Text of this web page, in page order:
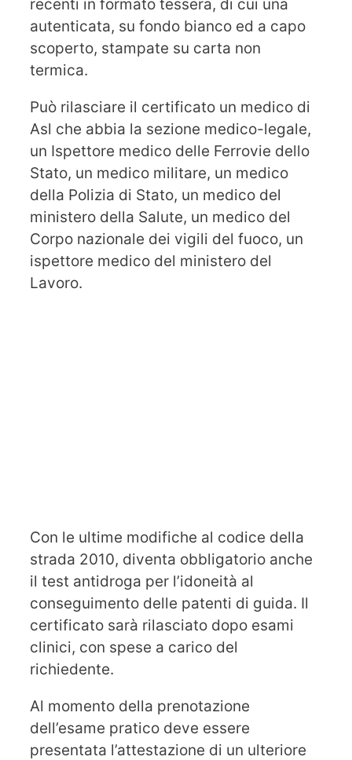
recenti in formato tessera, di cui una
autenticata, su fondo bianco ed a capo
scoperto, stampate su carta non
termica.
Può rilasciare il certificato un medico di
Asl che abbia la sezione medico-legale,
un Ispettore medico delle Ferrovie dello
Stato, un medico militare, un medico
della Polizia di Stato, un medico del
ministero della Salute, un medico del
Corpo nazionale dei vigili del fuoco, un
ispettore medico del ministero del
Lavoro.
Con le ultime modifiche al codice della
strada 2010, diventa obbligatorio anche
il test antidroga per l’idoneità al
conseguimento delle patenti di guida. Il
certificato sarà rilasciato dopo esami
clinici, con spese a carico del
richiedente.
Al momento della prenotazione
dell’esame pratico deve essere
presentata l’attestazione di un ulteriore